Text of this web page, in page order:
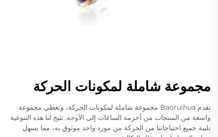
مجموعة شاملة لمكونات الحركة
تقدم Baoruihua مجموعة شاملة لمكونات الحركة، وتغطي مجموعة
واسعة من المنتجات من أحزمة الساعات إلى الأوجه. تتيح لنا هذه التنوعية
تلبية جميع احتياجاتنا من الحركة من مورد واحد موثوق به، مما يسهل